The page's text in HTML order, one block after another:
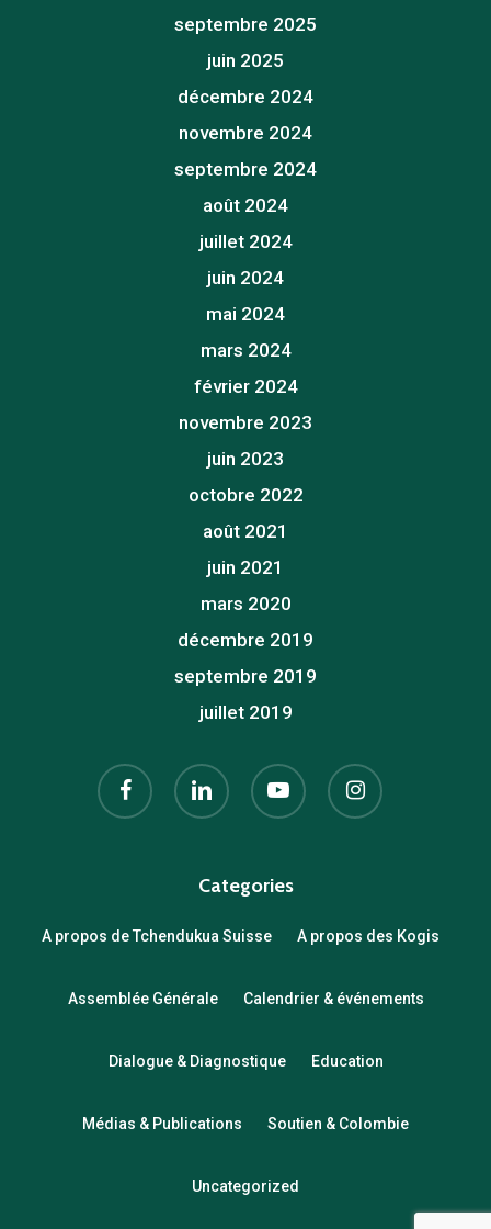
septembre 2025
juin 2025
décembre 2024
novembre 2024
septembre 2024
août 2024
juillet 2024
juin 2024
mai 2024
mars 2024
février 2024
novembre 2023
juin 2023
octobre 2022
août 2021
juin 2021
mars 2020
décembre 2019
septembre 2019
juillet 2019
facebook linkedin youtube instagram
Categories
A propos de Tchendukua Suisse A propos des Kogis
Assemblée Générale Calendrier & événements
Dialogue & Diagnostique Education
Médias & Publications Soutien & Colombie
Uncategorized